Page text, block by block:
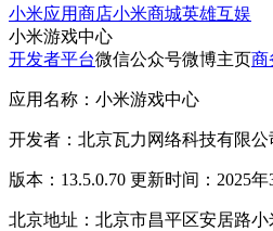
小米应用商店小米商城英雄互娱
小米游戏中心
开发者平台微信公众号微博主页商
应用名称：小米游戏中心
开发者：北京瓦力网络科技有限公
版本：13.5.0.70 更新时间：2025年
北京地址：北京市昌平区安居路小